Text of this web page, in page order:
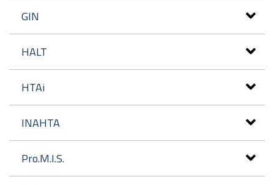
GIN
HALT
HTAi
INAHTA
Pro.M.I.S.